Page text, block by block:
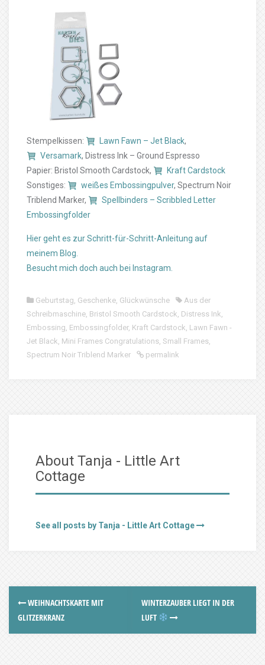
Stempelkissen: Lawn Fawn – Jet Black,
Versamark, Distress Ink – Ground Espresso
Papier: Bristol Smooth Cardstock,
Kraft Cardstock
Sonstiges:
weißes Embossingpulver, Spectrum Noir
Triblend Marker,
Spellbinders – Scribbled Letter
Embossingfolder
Hier geht es zur Schritt-für-Schritt-Anleitung auf
meinem Blog.
Besucht mich doch auch bei Instagram.
Geburtstag, Geschenke, Glückwünsche
Aus der
Schreibmaschine, Bristol Smooth Cardstock, Distress Ink,
Embossing, Embossingfolder, Kraft Cardstock, Lawn Fawn -
Jet Black, Mini Frames Congratulations, Small Frames,
Spectrum Noir Triblend Marker
permalink
About Tanja - Little Art
Cottage
See all posts by Tanja - Little Art Cottage
WEIHNACHTSKARTE MIT
GLITZERKRANZ
WINTERZAUBER LIEGT IN DER
LUFT